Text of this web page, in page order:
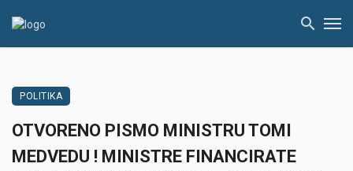
POLITIKA
OTVORENO PISMO MINISTRU TOMI
MEDVEDU ! MINISTRE FINANCIRATE